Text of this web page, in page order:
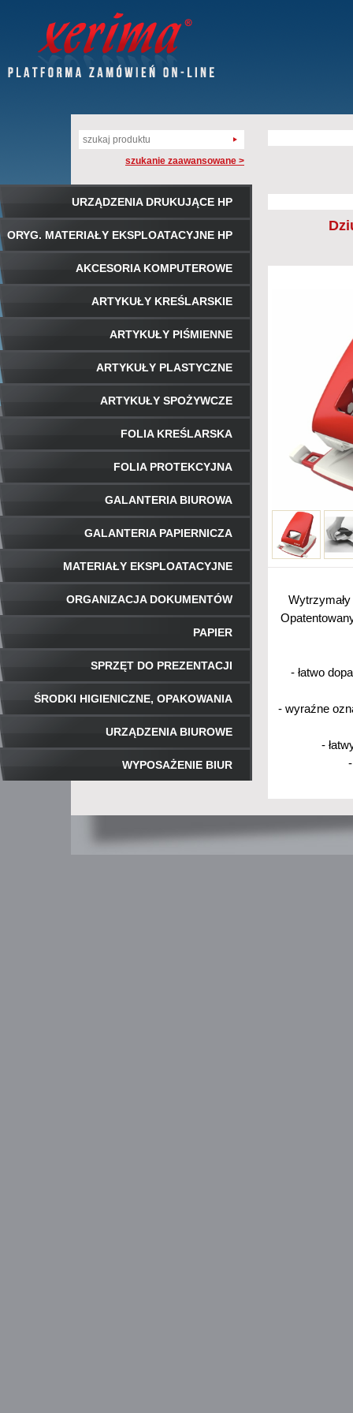
szukanie zaawansowane >
URZĄDZENIA DRUKUJĄCE HP
ORYG. MATERIAŁY EKSPLOATACYJNE HP
AKCESORIA KOMPUTEROWE
ARTYKUŁY KREŚLARSKIE
ARTYKUŁY PIŚMIENNE
ARTYKUŁY PLASTYCZNE
ARTYKUŁY SPOŻYWCZE
FOLIA KREŚLARSKA
FOLIA PROTEKCYJNA
GALANTERIA BIUROWA
GALANTERIA PAPIERNICZA
MATERIAŁY EKSPLOATACYJNE
ORGANIZACJA DOKUMENTÓW
PAPIER
SPRZĘT DO PREZENTACJI
ŚRODKI HIGIENICZNE, OPAKOWANIA
URZĄDZENIA BIUROWE
WYPOSAŻENIE BIUR
- łatwo
- wyraźne
-